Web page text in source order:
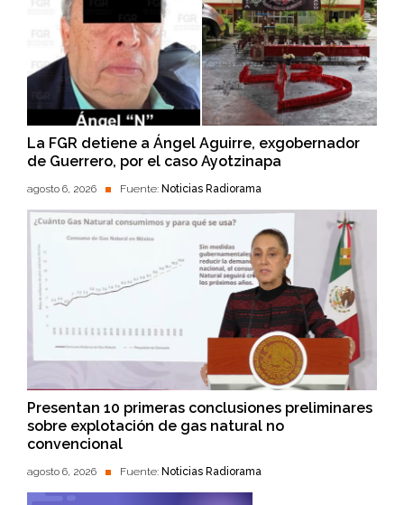
La FGR detiene a Ángel Aguirre, exgobernador
de Guerrero, por el caso Ayotzinapa
agosto 6, 2026 Fuente: Noticias Radiorama
Presentan 10 primeras conclusiones preliminares
sobre explotación de gas natural no
convencional
agosto 6, 2026 Fuente: Noticias Radiorama